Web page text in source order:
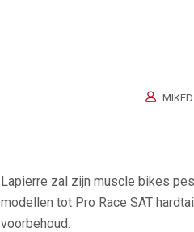
MIKED
Lapierre zal zijn muscle bikes
modellen tot Pro Race SAT
voorbehoud.